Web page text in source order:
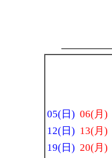
05(日) 06(月)
12(日) 13(月)
19(日) 20(月)